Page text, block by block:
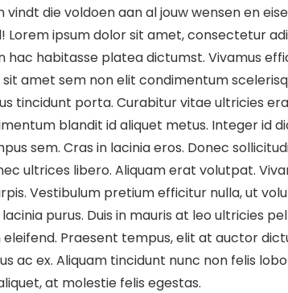
die voldoen aan al jouw wensen en
ipsum dolor sit amet, consectetur
hac habitasse platea dictumst. Vivamus
amet sem non elit condimentum
tincidunt porta. Curabitur vitae ultricies
blandit id aliquet metus. Integer id
sem. Cras in lacinia eros. Donec
ultrices libero. Aliquam erat volutpat.
Vestibulum pretium efficitur nulla, ut
purus. Duis in mauris at leo ultricies
Praesent tempus, elit at auctor
ac ex. Aliquam tincidunt nunc non felis
at molestie felis egestas.